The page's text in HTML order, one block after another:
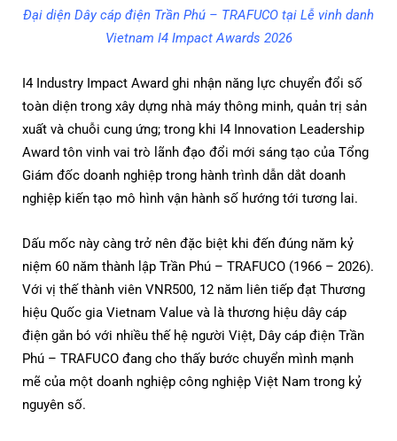
Đại diện Dây cáp điện Trần Phú – TRAFUCO tại Lễ vinh danh
Vietnam I4 Impact Awards 2026
I4 Industry Impact Award ghi nhận năng lực chuyển đổi số
toàn diện trong xây dựng nhà máy thông minh, quản trị sản
xuất và chuỗi cung ứng; trong khi I4 Innovation Leadership
Award tôn vinh vai trò lãnh đạo đổi mới sáng tạo của Tổng
Giám đốc doanh nghiệp trong hành trình dẫn dắt doanh
nghiệp kiến tạo mô hình vận hành số hướng tới tương lai.
Dấu mốc này càng trở nên đặc biệt khi đến đúng năm kỷ
niệm 60 năm thành lập Trần Phú – TRAFUCO (1966 – 2026).
Với vị thế thành viên VNR500, 12 năm liên tiếp đạt Thương
hiệu Quốc gia Vietnam Value và là thương hiệu dây cáp
điện gắn bó với nhiều thế hệ người Việt, Dây cáp điện Trần
Phú – TRAFUCO đang cho thấy bước chuyển mình mạnh
mẽ của một doanh nghiệp công nghiệp Việt Nam trong kỷ
nguyên số.